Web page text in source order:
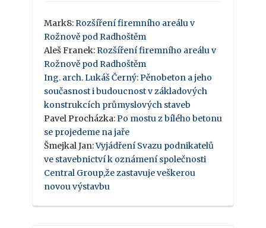
Mark8: Rozšíření firemního areálu v
Rožnově pod Radhoštěm
Aleš Franek: Rozšíření firemního areálu v
Rožnově pod Radhoštěm
Ing. arch. Lukáš Černý: Pěnobeton a jeho
současnost i budoucnost v základových
konstrukcích průmyslových staveb
Pavel Procházka: Po mostu z bílého betonu
se projedeme na jaře
Šmejkal Jan:Vyjádření Svazu podnikatelů
ve stavebnictví k oznámení společnosti
Central Group,že zastavuje veškerou
novou výstavbu